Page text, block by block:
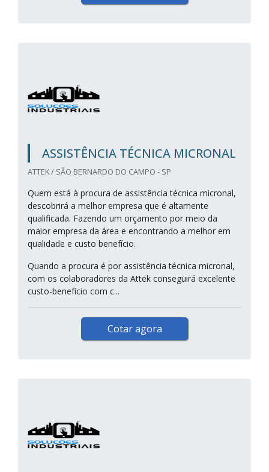
ASSISTÊNCIA TÉCNICA MICRONAL
ATTEK / SÃO BERNARDO DO CAMPO - SP
Quem está à procura de assistência técnica micronal,
descobrirá a melhor empresa que é altamente
qualificada. Fazendo um orçamento por meio da
maior empresa da área e encontrando a melhor em
qualidade e custo benefício.
Quando a procura é por assistência técnica micronal,
com os colaboradores da Attek conseguirá excelente
custo-benefício com c...
Cotar agora